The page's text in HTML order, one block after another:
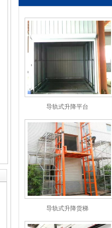
导轨式升降平台
导轨式升降货梯